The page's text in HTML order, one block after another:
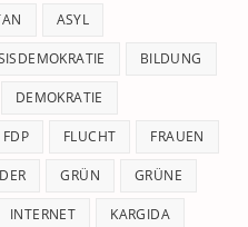
ASYL
BILDUNG
DEMOKRATIE
FDP FLUCHT FRAUEN
GRÜN GRÜNE
INTERNET KARGIDA